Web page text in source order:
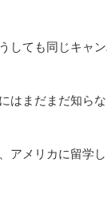
しても同じキャ
はまだまだ知ら
アメリカに留学